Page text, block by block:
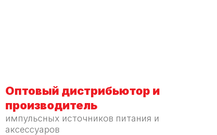
Оптовый дистрибьютор и
производитель
импульсных источников питания и
аксессуаров